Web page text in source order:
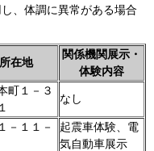
、体調に異常がある場合
所在地
関係機関展示・
体験内容
町１－３
なし
－１１－
起震車体験、電
気自動車展示